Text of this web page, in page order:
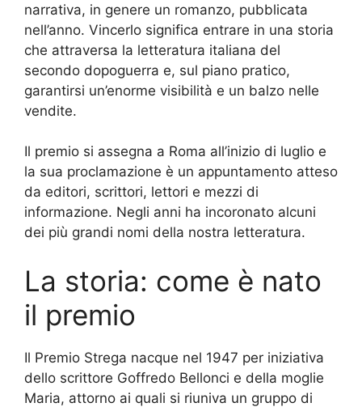
narrativa, in genere un romanzo, pubblicata
nell’anno. Vincerlo significa entrare in una storia
che attraversa la letteratura italiana del
secondo dopoguerra e, sul piano pratico,
garantirsi un’enorme visibilità e un balzo nelle
vendite.
Il premio si assegna a Roma all’inizio di luglio e
la sua proclamazione è un appuntamento atteso
da editori, scrittori, lettori e mezzi di
informazione. Negli anni ha incoronato alcuni
dei più grandi nomi della nostra letteratura.
La storia: come è nato
il premio
Il Premio Strega nacque nel 1947 per iniziativa
dello scrittore Goffredo Bellonci e della moglie
Maria, attorno ai quali si riuniva un gruppo di